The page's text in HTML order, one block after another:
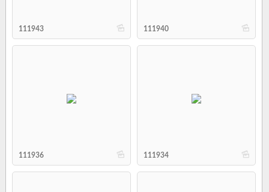
b
111943 b
111940
b
111936 b
111934